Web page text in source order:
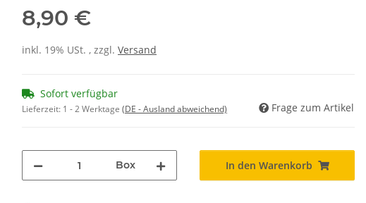
8,90 €
inkl. 19% USt. , zzgl. Versand
Sofort verfügbar
Lieferzeit: 1 - 2 Werktage (DE - Ausland abweichend) Frage zum Artikel
Box In den Warenkorb